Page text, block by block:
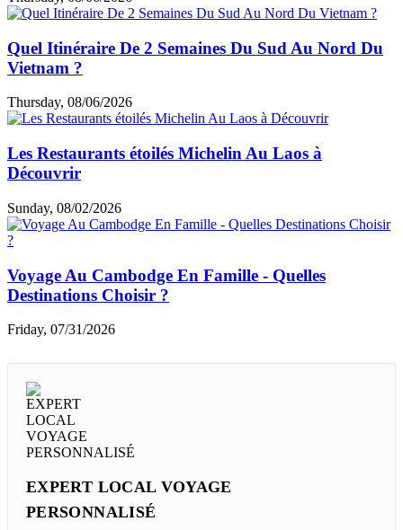
Fauve V. 5.0 Excellent
Quel est le meilleur itinéraire pour un voyage en famille en
Thaïlande pas cher
sur un itinéraire bien équilibré entre grandes villes et régions
abordables. L’idéal est de combiner Bangkok pour la
découverte culturelle Chiang Mai pour les activités familiales
et une station balnéaire accessible comme Krabi ou Hua Hin.
coûteux tout en offrant des expériences variées adaptées
aux enfants. En privilégiant les transports locaux, les
possible devoyager en Thaïlande avec petit budget
sacrifier le confort ni la sécurité lors d’un séjour en famille.
Cuisine & café
Top hébergements
Loisirs et shopping
Informations utiles
Articles similaires